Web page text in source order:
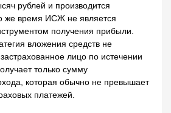
рублей и производится
же время ИСЖ не является
получения прибыли.
вложения средств не
лицо по истечении
только сумму
которая обычно не превышает
платежей.